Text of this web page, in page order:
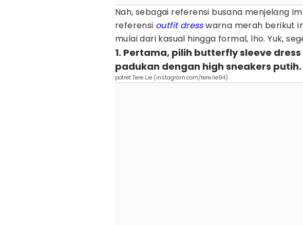
Nah, sebagai referensi busana menjelang
referensi outfit dresswarna merah berikut
mulai dari kasual hingga formal, lho. Yuk,
1. Pertama, pilih butterfly sleeve
padukan dengan high sneakers putih.
potret Tere Lie (instagram.com/tere.lie94)